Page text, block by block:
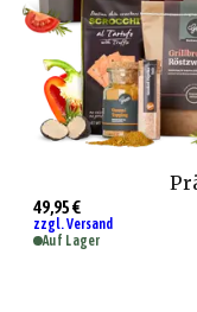
49,95 €
zzgl. Versand
Auf Lager